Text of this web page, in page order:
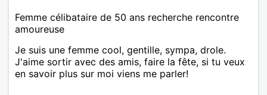
Femme célibataire de 50 ans recherche rencontre
amoureuse
Je suis une femme cool, gentille, sympa, drole.
J'aime sortir avec des amis, faire la fête, si tu veux
en savoir plus sur moi viens me parler!